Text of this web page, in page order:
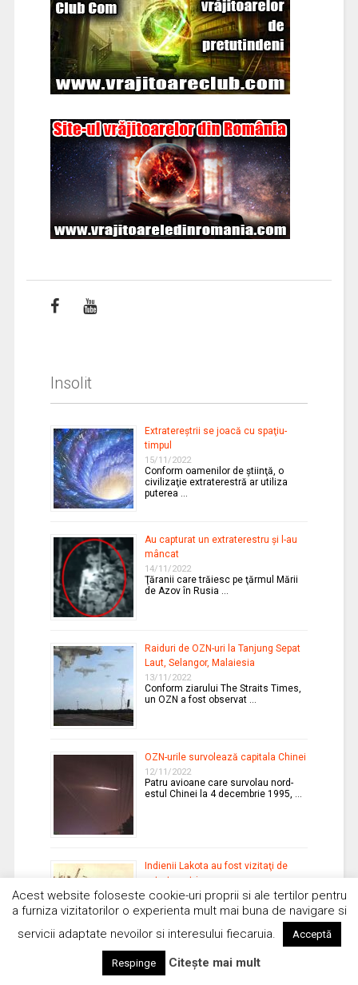
Insolit
Extratereştrii se joacă cu spaţiu-
timpul
15/11/2022
Conform oamenilor de ştiinţă, o
civilizaţie extraterestră ar utiliza
puterea …
Au capturat un extraterestru şi l-au
mâncat
14/11/2022
Ţăranii care trăiesc pe ţărmul Mării
de Azov în Rusia …
Raiduri de OZN-uri la Tanjung Sepat
Laut, Selangor, Malaiesia
13/11/2022
Conform ziarului The Straits Times,
un OZN a fost observat …
OZN-urile survolează capitala Chinei
12/11/2022
Patru avioane care survolau nord-
estul Chinei la 4 decembrie 1995, …
Indienii Lakota au fost vizitaţi de
extratereştri
11/11/2022
Henri Charger din tribul american
Lakota a povestit despre numeroase
Ce secrete ascunde Antarctica?
Acest website foloseste cookie-uri proprii si ale tertilor pentru
a furniza vizitatorilor o experienta mult mai buna de navigare si
servicii adaptate nevoilor si interesului fiecaruia.
Acceptă
Respinge Citește mai mult